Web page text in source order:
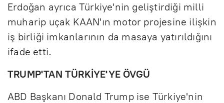
Erdoğan ayrıca Türkiye'nin geliştirdiği milli
muharip uçak KAAN'ın motor projesine ilişkin
iş birliği imkanlarının da masaya yatırıldığını
ifade etti.
TRUMP'TAN TÜRKİYE'YE ÖVGÜ
ABD Başkanı Donald Trump ise Türkiye'nin